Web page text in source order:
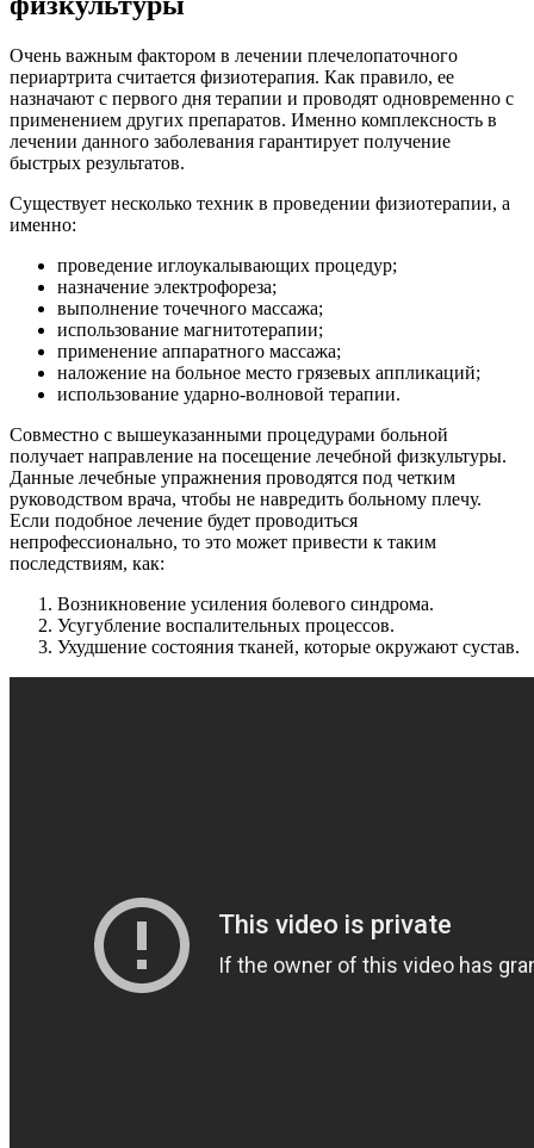
Очень важным фактором в лечении плечелопаточного
периартрита считается физиотерапия. Как правило, ее
назначают с первого дня терапии и проводят одновременно с
применением других препаратов. Именно комплексность в
лечении данного заболевания гарантирует получение
быстрых результатов.
Существует несколько техник в проведении физиотерапии, а
именно:
проведение иглоукалывающих процедур;
назначение электрофореза;
выполнение точечного массажа;
использование магнитотерапии;
применение аппаратного массажа;
наложение на больное место грязевых аппликаций;
использование ударно-волновой терапии.
Совместно с вышеуказанными процедурами больной
получает направление на посещение лечебной физкультуры.
Данные лечебные упражнения проводятся под четким
руководством врача, чтобы не навредить больному плечу.
Если подобное лечение будет проводиться
непрофессионально, то это может привести к таким
последствиям, как:
Возникновение усиления болевого синдрома.
Усугубление воспалительных процессов.
Ухудшение состояния тканей, которые окружают сустав.